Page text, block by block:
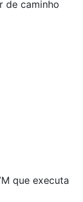
de caminho
que executa